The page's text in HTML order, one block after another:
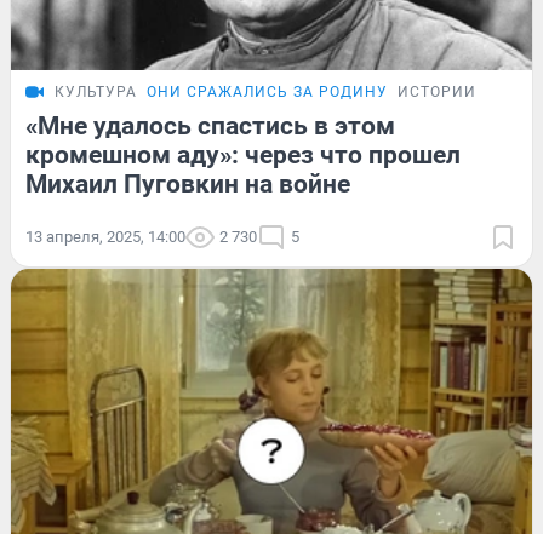
КУЛЬТУРА ОНИ СРАЖАЛИСЬ ЗА РОДИНУ ИСТОРИИ
«Мне удалось спастись в этом
кромешном аду»: через что прошел
Михаил Пуговкин на войне
13 апреля, 2025, 14:00 2 730 5